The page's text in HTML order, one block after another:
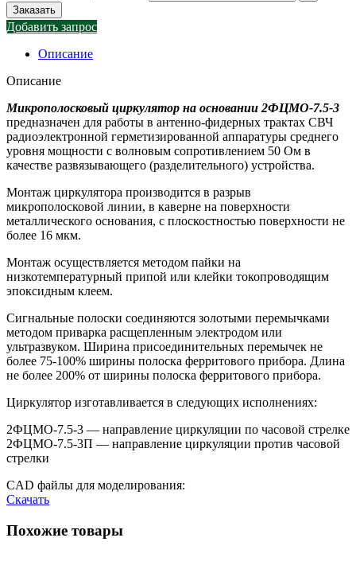
Заказать
Добавить запрос
Описание
Описание
Микрополосковый циркулятор на основании 2ФЦМО-7.5-3
предназначен для работы в антенно-фидерных трактах СВЧ
радиоэлектронной герметизированной аппаратуры среднего
уровня мощности с волновым сопротивлением 50 Ом в
качестве развязывающего (разделительного) устройства.
Монтаж циркулятора производится в разрыв
микрополосковой линии, в каверне на поверхности
металлического основания, с плоскостностью поверхности не
более 16 мкм.
Монтаж осуществляется методом пайки на
низкотемпературный припой или клейки токопроводящим
эпоксидным клеем.
Сигнальные полоски соединяются золотыми перемычками
методом приварка расщепленным электродом или
ультразвуком. Ширина присоединительных перемычек не
более 75-100% ширины полоска ферритового прибора. Длина
не более 200% от ширины полоска ферритового прибора.
Циркулятор изготавливается в следующих исполнениях:
2ФЦМО-7.5-3 — направление циркуляции по часовой стрелке
2ФЦМО-7.5-3П — направление циркуляции против часовой
стрелки
CAD файлы для моделирования:
Скачать
Похожие товары